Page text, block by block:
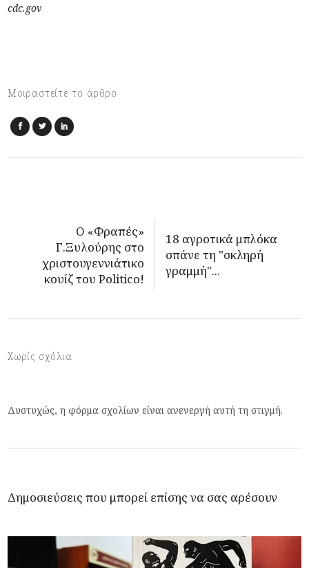
cdc.gov
Μοιραστείτε το άρθρο
Ο «Φραπές»
Γ.Ξυλούρης στο
χριστουγεννιάτικο
κουίζ του Politico!
18 αγροτικά μπλόκα
σπάνε τη "σκληρή
γραμμή"...
Χωρίς σχόλια
Δυστυχώς, η φόρμα σχολίων είναι ανενεργή αυτή τη στιγμή.
Δημοσιεύσεις που μπορεί επίσης να σας αρέσουν